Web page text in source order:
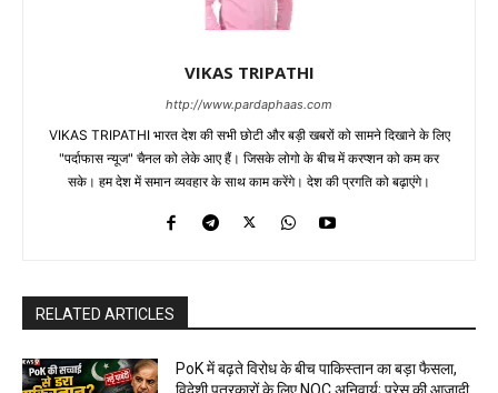
VIKAS TRIPATHI
http://www.pardaphaas.com
VIKAS TRIPATHI भारत देश की सभी छोटी और बड़ी खबरों को सामने दिखाने के लिए
"पर्दाफास न्यूज" चैनल को लेके आए हैं। जिसके लोगो के बीच में करप्शन को कम कर
सके। हम देश में समान व्यवहार के साथ काम करेंगे। देश की प्रगति को बढ़ाएंगे।
RELATED ARTICLES
PoK में बढ़ते विरोध के बीच पाकिस्तान का बड़ा फैसला,